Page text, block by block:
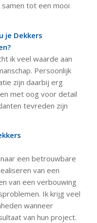
tot een mooi
je Dekkers
ik veel waarde aan
Persoonlijk
zijn daarbij erg
met oog voor detail
tevreden zijn
een betrouwbare
van een
van een verbouwing
Ik krijg veel
wanneer
van hun project.